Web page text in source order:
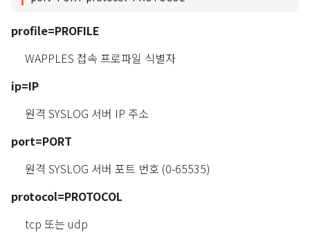
profile=PROFILE
WAPPLES 접속 프로파일 식별자
ip=IP
원격 SYSLOG 서버 IP 주소
port=PORT
원격 SYSLOG 서버 포트 번호 (0-65535)
protocol=PROTOCOL
tcp 또는 udp